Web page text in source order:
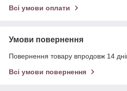
Всі умови оплати
Умови повернення
Повернення товару впродовж 14
Всі умови повернення